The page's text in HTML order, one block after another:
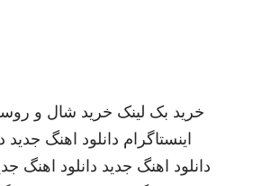
خرید بک لینک خرید شال و
اینستاگرام دانلود اهنگ جدید
دانلود اهنگ جدید دانلود اهنگ